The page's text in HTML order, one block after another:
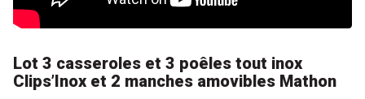
Lot 3 casseroles et 3 poêles tout inox
Clips’Inox et 2 manches amovibles Mathon